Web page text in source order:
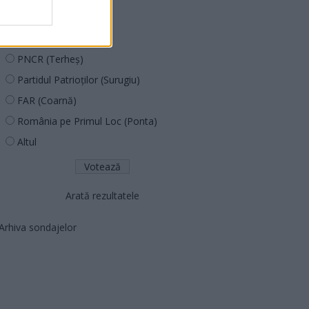
PNCR (Terheș)
Partidul Patrioților (Surugiu)
FAR (Coarnă)
România pe Primul Loc (Ponta)
Altul
Arată rezultatele
sondajelor